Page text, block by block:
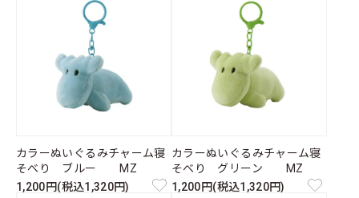
カラーぬいぐるみチャーム寝
そべり ブルー MZ
1,200円(税込1,320円)
カラーぬいぐるみチャーム寝
そべり グリーン MZ
1,200円(税込1,320円)